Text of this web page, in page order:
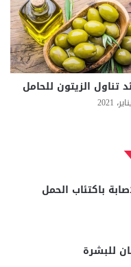
تناول الزيتون للحامل
باكتئاب الحمل
للبشرة